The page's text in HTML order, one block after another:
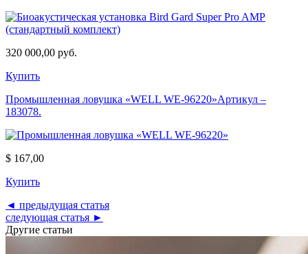
320 000,00 руб.
Купить
Промышленная ловушка «WELL WE-96220»Артикул –
183078.
$ 167,00
Купить
◄ предыдущая статья
следующая статья ►
Другие статьи